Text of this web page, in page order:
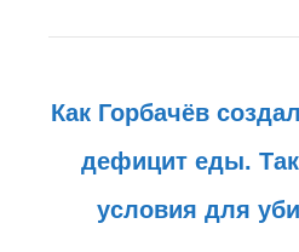
Как Горбачёв
дефицит еды.
условия для